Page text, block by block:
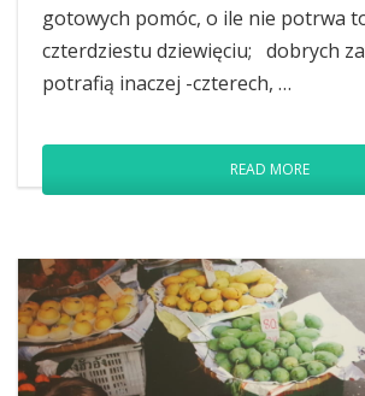
gotowych pomóc, o ile nie potrwa
czterdziestu dziewięciu; dobrych
potrafią inaczej -czterech, …
READ MORE